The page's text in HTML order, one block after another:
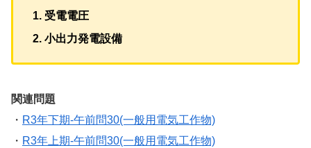
受電電圧
小出力発電設備
関連問題
・ R3年下期-午前問30(一般用電気工作物)
・ R3年上期-午前問30(一般用電気工作物)